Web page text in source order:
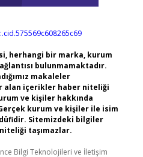
herhangi bir marka, kurum
bulunmamaktadır.
makaleler
alan içerikler haber niteliği
ve kişiler hakkında
kurum ve kişiler ile isim
Sitemizdeki bilgiler
taşımazlar.
Bilgi Teknolojileri ve İletişim